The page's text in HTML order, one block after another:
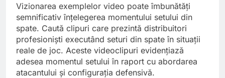
Vizionarea exemplelor video poate îmbunătăți
semnificativ înțelegerea momentului setului din
spate. Caută clipuri care prezintă distribuitori
profesioniști executând seturi din spate în situații
reale de joc. Aceste videoclipuri evidențiază
adesea momentul setului în raport cu abordarea
atacantului și configurația defensivă.